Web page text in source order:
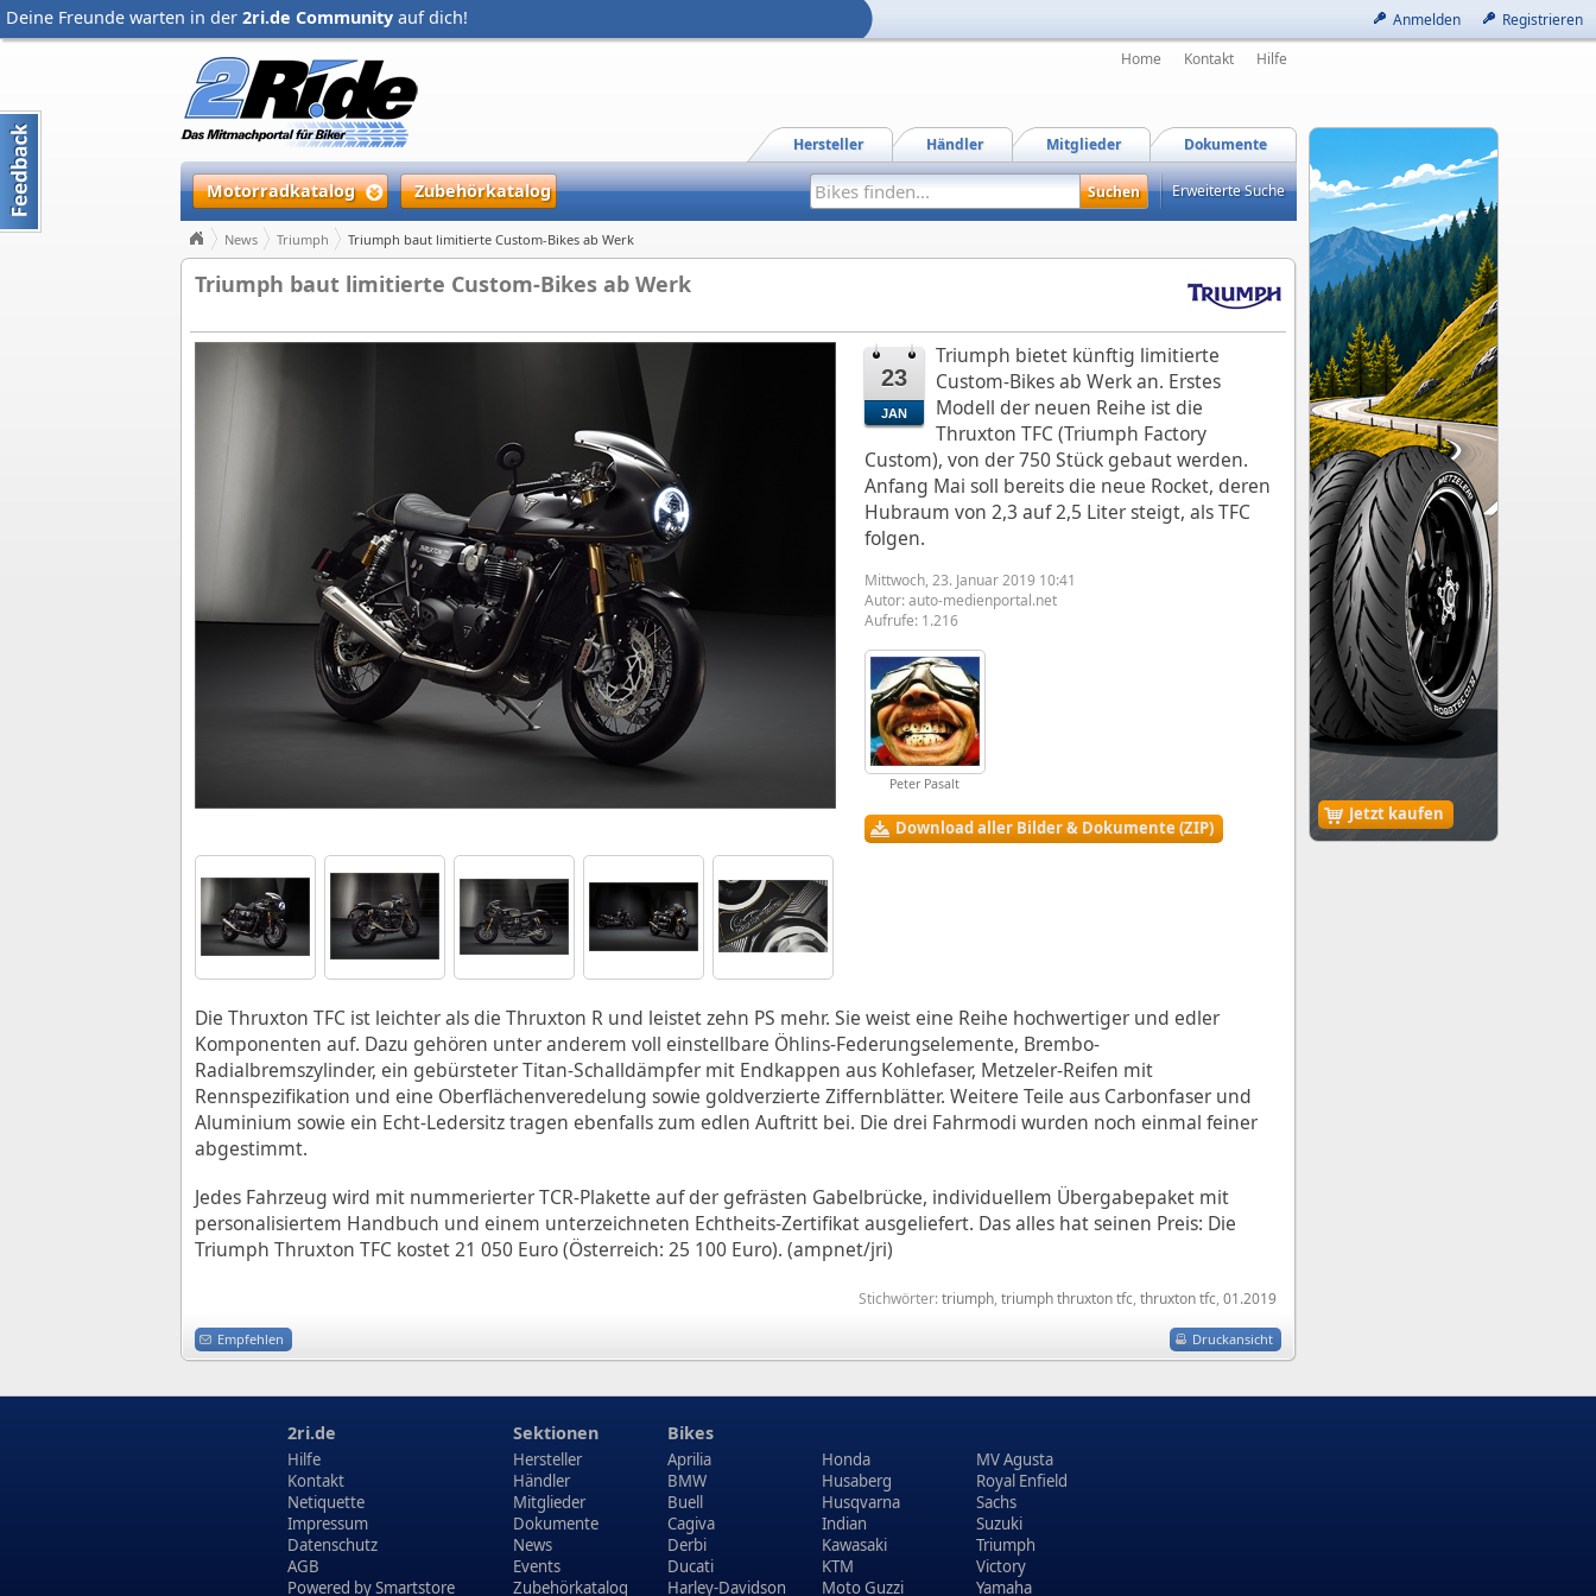
Anmelden Registrieren
Deine Freunde warten in der 2ri.de Community auf dich!
Jetzt kaufen
Home Kontakt Hilfe
Dokumente
Mitglieder
Händler
Hersteller
Motorradkatalog Zubehörkatalog Erweiterte Suche
News Triumph Triumph baut limitierte Custom-Bikes ab Werk
Triumph baut limitierte Custom-Bikes ab Werk
23
JAN
Triumph bietet künftig limitierte
Custom-Bikes ab Werk an. Erstes
Modell der neuen Reihe ist die
Thruxton TFC (Triumph Factory
Custom), von der 750 Stück gebaut werden.
Anfang Mai soll bereits die neue Rocket, deren
Hubraum von 2,3 auf 2,5 Liter steigt, als TFC
folgen.
Mittwoch, 23. Januar 2019 10:41
Autor:auto-medienportal.net
Aufrufe: 1.216
Peter Pasalt
Download aller Bilder & Dokumente (ZIP)
Die Thruxton TFC ist leichter als die Thruxton R und leistet zehn PS mehr. Sie weist eine Reihe hochwertiger und edler
Komponenten auf. Dazu gehören unter anderem voll einstellbare Öhlins-Federungselemente, Brembo-
Radialbremszylinder, ein gebürsteter Titan-Schalldämpfer mit Endkappen aus Kohlefaser, Metzeler-Reifen mit
Rennspezifikation und eine Oberflächenveredelung sowie goldverzierte Ziffernblätter. Weitere Teile aus Carbonfaser und
Aluminium sowie ein Echt-Ledersitz tragen ebenfalls zum edlen Auftritt bei. Die drei Fahrmodi wurden noch einmal feiner
abgestimmt.
Jedes Fahrzeug wird mit nummerierter TCR-Plakette auf der gefrästen Gabelbrücke, individuellem Übergabepaket mit
personalisiertem Handbuch und einem unterzeichneten Echtheits-Zertifikat ausgeliefert. Das alles hat seinen Preis: Die
Triumph Thruxton TFC kostet 21 050 Euro (Österreich: 25 100 Euro). (ampnet/jri)
Stichwörter:triumph, triumph thruxton tfc, thruxton tfc, 01.2019
Druckansicht
Empfehlen
2ri.de
Hilfe
Kontakt
Netiquette
Impressum
Datenschutz
AGB
Powered bySmartstore
Sektionen
Hersteller
Händler
Mitglieder
Dokumente
News
Events
Zubehörkatalog
Bikes
Aprilia
BMW
Buell
Cagiva
Derbi
Ducati
Harley-Davidson
Honda
Husaberg
Husqvarna
Indian
Kawasaki
KTM
Moto Guzzi
MV Agusta
Royal Enfield
Sachs
Suzuki
Triumph
Victory
Yamaha